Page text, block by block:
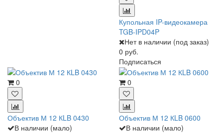
Купольная IP-видеокамера
TGB-IPD04P
Нет в наличии (под заказ)
0 руб.
Подписаться
0
Объектив М 12 КLB 0430
В наличии (мало)
0
Объектив М 12 КLB 0600
В наличии (мало)